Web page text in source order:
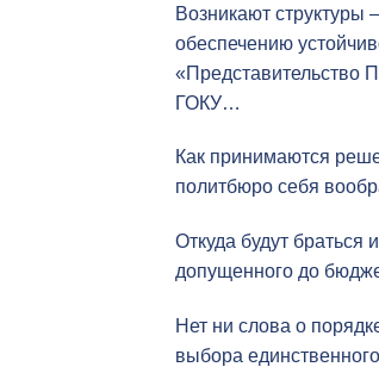
Возникают структуры
обеспечению
«Представительство
ГОКУ…
Как принимаются
политбюро себя
Откуда будут браться
допущенного до
Нет ни слова о
выбора